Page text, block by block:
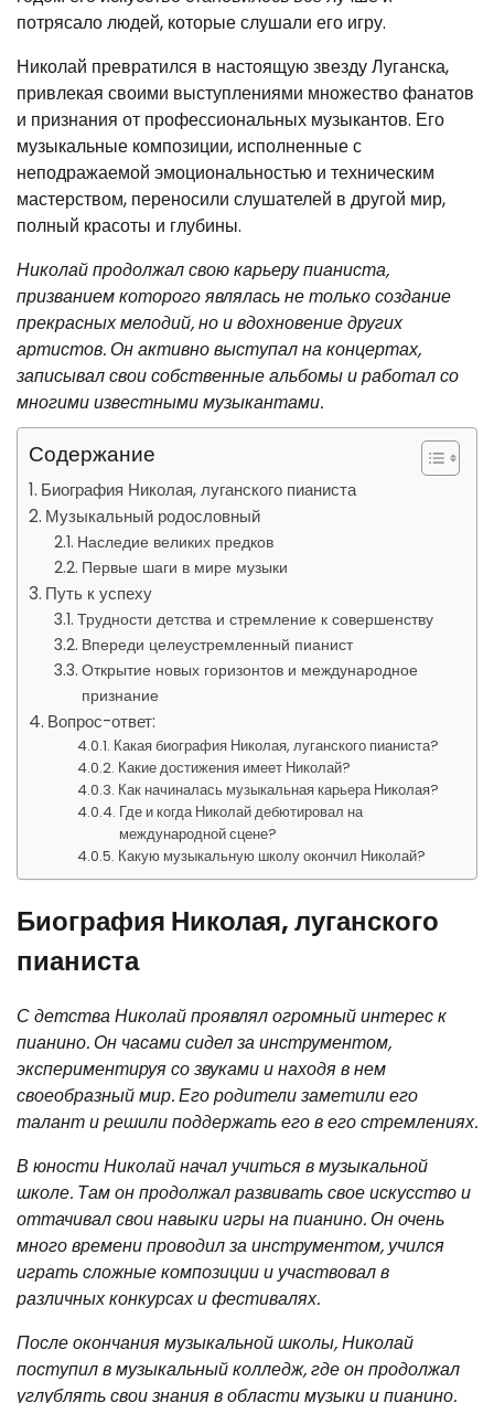
потрясало людей, которые слушали его игру.
Николай превратился в настоящую звезду Луганска,
привлекая своими выступлениями множество фанатов
и признания от профессиональных музыкантов. Его
музыкальные композиции, исполненные с
неподражаемой эмоциональностью и техническим
мастерством, переносили слушателей в другой мир,
полный красоты и глубины.
Николай продолжал свою карьеру пианиста,
призванием которого являлась не только создание
прекрасных мелодий, но и вдохновение других
артистов. Он активно выступал на концертах,
записывал свои собственные альбомы и работал со
многими известными музыкантами.
Содержание
Биография Николая, луганского пианиста
Музыкальный родословный
Наследие великих предков
Первые шаги в мире музыки
Путь к успеху
Трудности детства и стремление к совершенству
Впереди целеустремленный пианист
Открытие новых горизонтов и международное
признание
Вопрос-ответ:
Какая биография Николая, луганского пианиста?
Какие достижения имеет Николай?
Как начиналась музыкальная карьера Николая?
Где и когда Николай дебютировал на
международной сцене?
Какую музыкальную школу окончил Николай?
Биография Николая, луганского
пианиста
С детства Николай проявлял огромный интерес к
пианино. Он часами сидел за инструментом,
экспериментируя со звуками и находя в нем
своеобразный мир. Его родители заметили его
талант и решили поддержать его в его стремлениях.
В юности Николай начал учиться в музыкальной
школе. Там он продолжал развивать свое искусство и
оттачивал свои навыки игры на пианино. Он очень
много времени проводил за инструментом, учился
играть сложные композиции и участвовал в
различных конкурсах и фестивалях.
После окончания музыкальной школы, Николай
поступил в музыкальный колледж, где он продолжал
углублять свои знания в области музыки и пианино.